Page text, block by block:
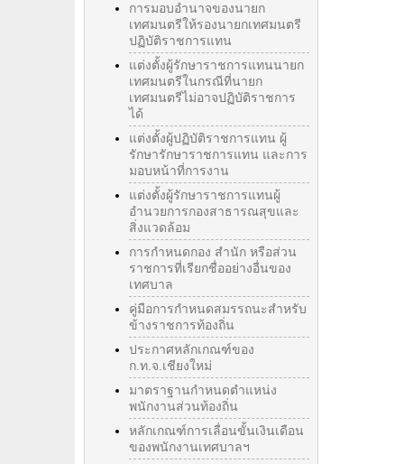
การมอบอำนาจของนายก
เทศมนตรีให้รองนายกเทศมนตรี
ปฏิบัติราชการแทน
แต่งตั้งผู้รักษาราชการแทนนายก
เทศมนตรีในกรณีที่นายก
เทศมนตรีไม่อาจปฏิบัติราชการ
ได้
แต่งตั้งผู้ปฏิบัติราชการแทน ผู้
รักษารักษาราชการแทน และการ
มอบหน้าที่การงาน
แต่งตั้งผู้รักษาราชการแทนผู้
อำนวยการกองสาธารณสุขและ
สิ่งแวดล้อม
การกำหนดกอง สำนัก หรือส่วน
ราชการที่เรียกชื่ออย่างอื่นของ
เทศบาล
คู่มือการกำหนดสมรรถนะสำหรับ
ข้างราชการท้องถิ่น
ประกาศหลักเกณฑ์ของ
ก.ท.จ.เชียงใหม่
มาตราฐานกำหนดตำแหน่ง
พนักงานส่วนท้องถิ่น
หลักเกณฑ์การเลื่อนขั้นเงินเดือน
ของพนักงานเทศบาลฯ